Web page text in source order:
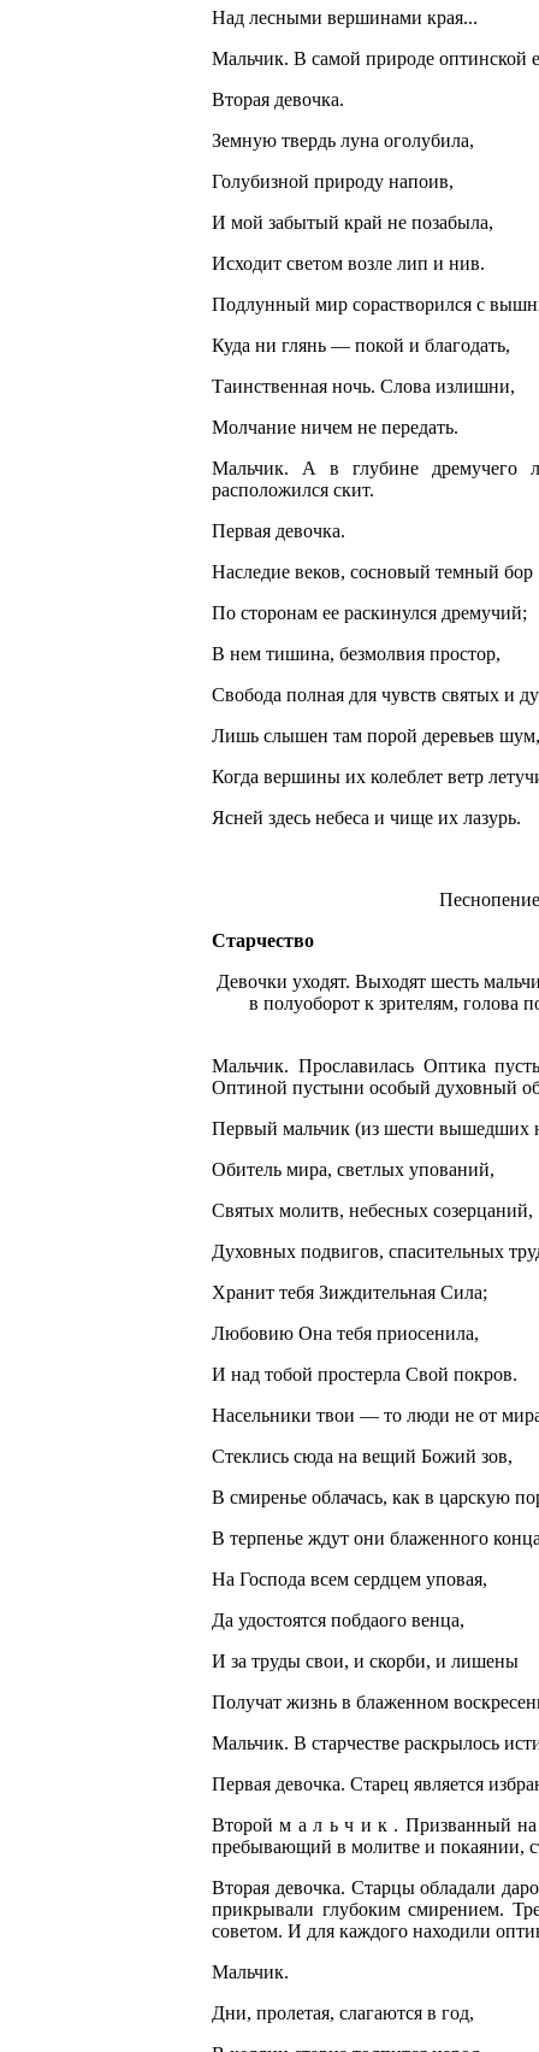
Над лесными вершинами края...
Мальчик. В самой природе оптинской
Вторая девочка.
Земную твердь луна оголубила,
Голубизной природу напоив,
И мой забытый край не позабыла,
Исходит светом возле лип и нив.
Подлунный мир сорастворился с
Куда ни глянь — покой и благодать,
Таинственная ночь. Слова излишни,
Молчание ничем не передать.
Мальчик. А в глубине дремучего
расположился скит.
Первая девочка.
Наследие веков, сосновый темный бор
По сторонам ее раскинулся дремучий;
В нем тишина, безмолвия простор,
Свобода полная для чувств святых и
Лишь слышен там порой деревьев шум,
Когда вершины их колеблет ветр
Ясней здесь небеса и чище их лазурь.
Старчество
Девочки уходят. Выходят шесть
в полуоборот к зрителям, голова
Мальчик. Прославилась Оптика
Оптиной пустыни особый духовный
Первый мальчик (из шести вышедших
Обитель мира, светлых упований,
Святых молитв, небесных созерцаний,
Духовных подвигов, спасительных
Хранит тебя Зиждительная Сила;
Любовию Она тебя приосенила,
И над тобой простерла Свой покров.
Насельники твои — то люди не от
Стеклись сюда на вещий Божий зов,
В смиренье облачась, как в царскую
В терпенье ждут они блаженного
На Господа всем сердцем уповая,
Да удостоятся побдаого венца,
И за труды свои, и скорби, и лишены
Получат жизнь в блаженном
Мальчик. В старчестве раскрылось
Первая девочка. Старец является
Второй м а л ь ч и к . Призванный
пребывающий в молитве и покаянии,
Вторая девочка. Старцы обладали
прикрывали глубоким смирением.
советом. И для каждого находили
Мальчик.
Дни, пролетая, слагаются в год,